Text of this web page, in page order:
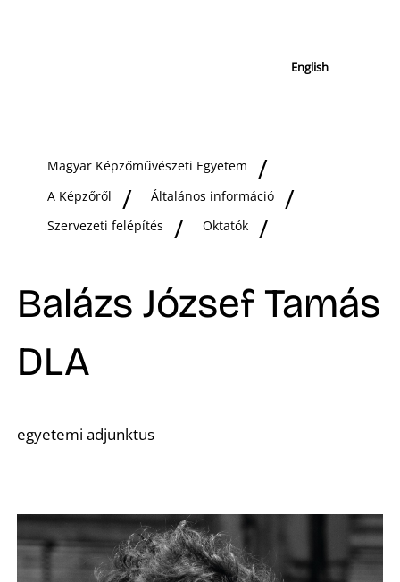
English
Magyar Képzőművészeti Egyetem
A Képzőről
Általános információ
Szervezeti felépítés
Oktatók
Balázs József Tamás
DLA
egyetemi adjunktus